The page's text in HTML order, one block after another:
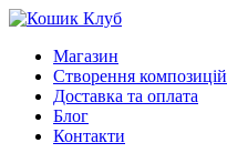
Магазин
Створення композицій
Доставка та оплата
Блог
Контакти